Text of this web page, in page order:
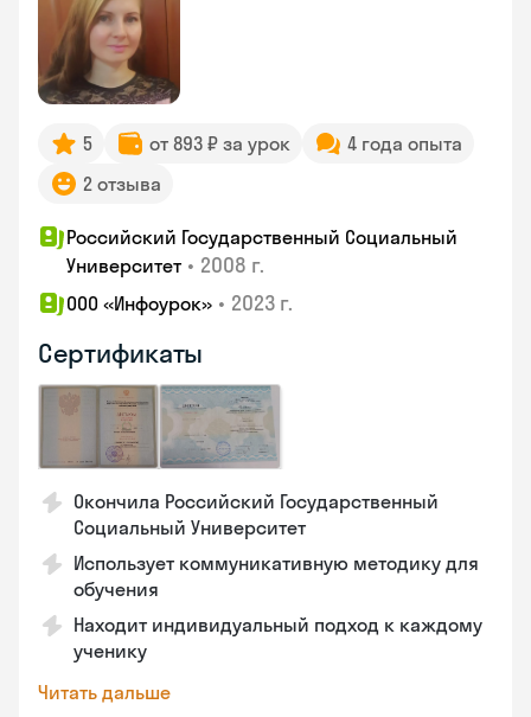
5 от 893 ₽ за урок
4 года опыта
2 отзыва
Российский Государственный Социальный
Университет • 2008 г.
ООО «Инфоурок» • 2023 г.
Сертификаты
Окончила Российский Государственный
Социальный Университет
Использует коммуникативную методику для
обучения
Находит индивидуальный подход к каждому
ученику
Читать дальше